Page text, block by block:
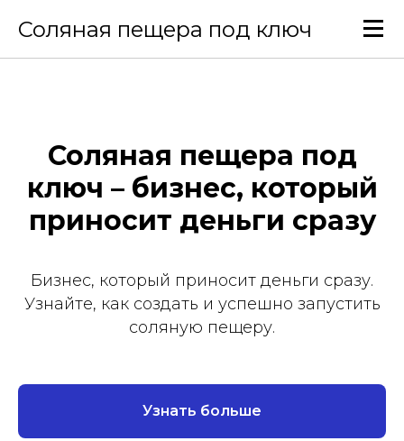
Соляная пещера под ключ
Соляная пещера под
ключ – бизнес, который
приносит деньги сразу
Бизнес, который приносит деньги сразу.
Узнайте, как создать и успешно запустить
соляную пещеру.
Узнать больше